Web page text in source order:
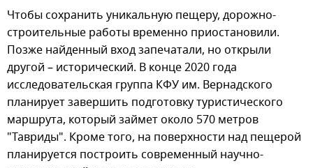
Чтобы сохранить уникальную пещеру, дорожно-
строительные работы временно приостановили.
Позже найденный вход запечатали, но открыли
другой – исторический. В конце 2020 года
исследовательская группа КФУ им. Вернадского
планирует завершить подготовку туристического
маршрута, который займет около 570 метров
"Тавриды". Кроме того, на поверхности над пещерой
планируется построить современный научно-